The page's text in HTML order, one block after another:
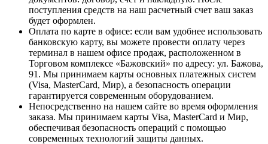
поступления средств на наш расчетный счет ваш заказ
будет оформлен.
Оплата по карте в офисе: если вам удобнее использовать
банковскую карту, вы можете провести оплату через
терминал в нашем офисе продаж, расположенном в
Торговом комплексе «Бажовский» по адресу: ул. Бажова,
91. Мы принимаем карты основных платежных систем
(Visa, MasterCard, Мир), а безопасность операции
гарантируется современным оборудованием.
Непосредственно на нашем сайте во время оформления
заказа. Мы принимаем карты Visa, MasterCard и Мир,
обеспечивая безопасность операций с помощью
современных технологий защиты данных.